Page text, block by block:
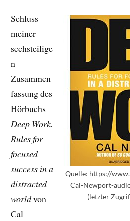
Quelle: https://
Cal-Newport-
(letzter
Schluss
meiner
sechsteilige
n
Zusammen
fassung des
Hörbuchs
Deep Work.
Rules for
focused
success in a
distracted
worldvon
Cal